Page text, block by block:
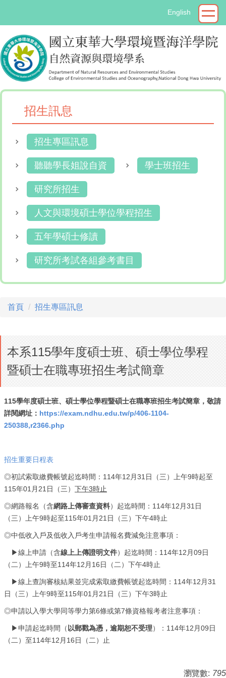
要
內
容
區
English
招生訊息
招生專區訊息
聽聽學長姐說自資 學士班招生
研究所招生
人文與環境碩士學位學程招生
五年學碩士修讀
研究所考試各組參考書目
首頁 招生專區訊息
本系115學年度碩士班、碩士學位學程
暨碩士在職專班招生考試簡章
115學年度碩士班、碩士學位學程暨碩士在職專班招生考試簡章，敬請
詳閱網址： https://exam.ndhu.edu.tw/p/406-1104-
250388,r2366.php
招生重要日程表
◎初試索取繳費帳號起迄時間： 114年12月31日（三）上午9時起至
115年01月21日（三） 下午3時止
◎網路報名（含網路上傳審查資料）起迄時間： 114年12月31日
（三）上午9時起至115年01月21日（三）下午4時止
◎中低收入戶及低收入戶考生申請報名費減免注意事項：
▶線上申請（含線上上傳證明文件）起迄時間： 114年12月09日
（二）上午9時至114年12月16日（二）下午4時止
▶線上查詢審核結果並完成索取繳費帳號起迄時間： 114年12月31
日（三）上午9時至115年01月21日（三）下午3時止
◎申請以入學大學同等學力第6條或第7條資格報考者注意事項：
▶申請起迄時間（ 以郵戳為憑，逾期恕不受理）： 114年12月09日
（二）至114年12月16日（二）止
瀏覽數: 795